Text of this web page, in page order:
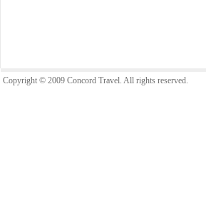
Copyright © 2009 Concord Travel. All rights reserved.